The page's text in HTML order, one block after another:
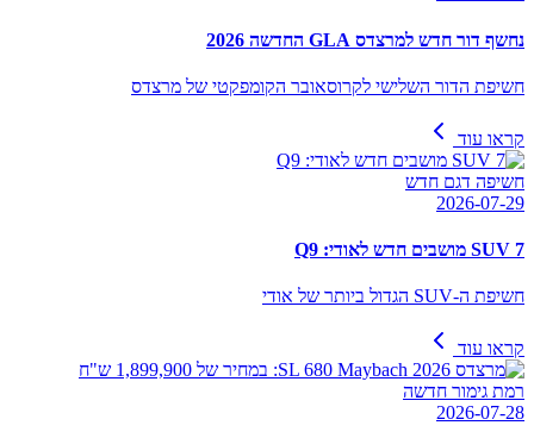
נחשף דור חדש למרצדס GLA החדשה 2026
חשיפת הדור השלישי לקרוסאובר הקומפקטי של מרצדס
קראו עוד
חשיפה דגם חדש
2026-07-29
SUV 7 מושבים חדש לאודי: Q9
חשיפת ה-SUV הגדול ביותר של אודי
קראו עוד
רמת גימור חדשה
2026-07-28